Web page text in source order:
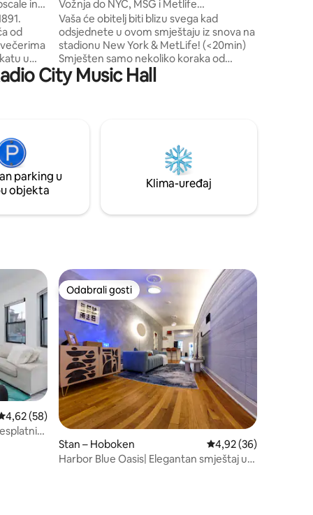
od
u
od
Samo
1
1
Vožnja do NYC, MSG i Metlife
Stadiuma|Parking u garaži!
Vaša će obitelj biti blizu svega kad
odsjednete u ovom smještaju iz snova na
stadionu New York & MetLife! (<20min)
Smješten samo nekoliko koraka od
autobusne stanice koja vas vodi do
autobusnog kolodvora Lučke uprave u
rijeci Hudson uz prekrasan pogled na
New York ili jedite u bilo kojem od lokalnih
restorana, uključujući ukusnu pizzeriju iz
pećnice od cigle u prizemlju!
City Music Hall
parking u
objekta
Klima-uređaj
ocjena: 4,62/5, recenzija: 58
4,62 (58)
Odabrali gosti
Odabrali gosti
Stan – Hoboken Prosječna ocjena:
4,92 (36)
Harbor Blue Oasis| Elegantan smještaj u